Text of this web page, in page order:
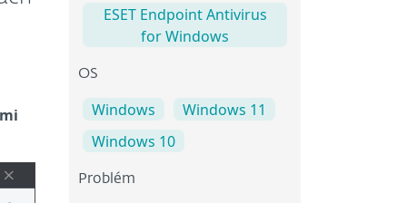
ESET Endpoint Antivirus
for Windows
OS
Windows
Windows 11
Windows 10
Problém